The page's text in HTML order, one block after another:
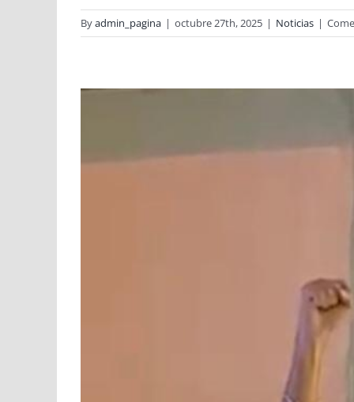
Byadmin_pagina | octubre 27th, 2025 | Noticias |